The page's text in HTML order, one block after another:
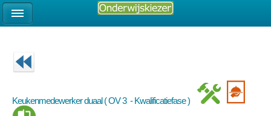
Keukenmedewerker duaal ( OV 3 - Kwalificatiefase )